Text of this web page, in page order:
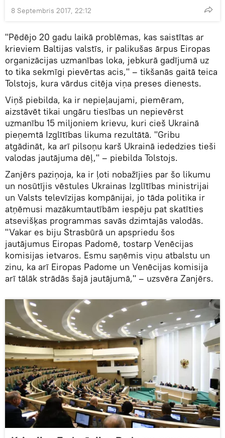
8 Septembris 2017, 22:12
"Pēdējo 20 gadu laikā problēmas, kas saistītas ar
krieviem Baltijas valstīs, ir palikušas ārpus Eiropas
organizācijas uzmanības loka, jebkurā gadījumā uz
to tika sekmīgi pievērtas acis," – tikšanās gaitā teica
Tolstojs, kura vārdus citēja viņa preses dienests.
Viņš piebilda, ka ir nepieļaujami, piemēram,
aizstāvēt tikai ungāru tiesības un nepievērst
uzmanību 15 miljoniem krievu, kuri cieš Ukrainā
pieņemtā Izglītības likuma rezultātā. "Gribu
atgādināt, ka arī pilsoņu karš Ukrainā iededzies tieši
valodas jautājuma dēļ," – piebilda Tolstojs.
Zanjērs paziņoja, ka ir ļoti nobažījies par šo likumu
un nosūtījis vēstules Ukrainas Izglītības ministrijai
un Valsts televīzijas kompānijai, jo tāda politika ir
atņēmusi mazākumtautībām iespēju pat skatīties
atsevišķas programmas savās dzimtajās valodās.
"Vakar es biju Strasbūrā un apspriedu šos
jautājumus Eiropas Padomē, tostarp Venēcijas
komisijas ietvaros. Esmu saņēmis viņu atbalstu un
zinu, ka arī Eiropas Padome un Venēcijas komisija
arī tālāk strādās šajā jautājumā," – uzsvēra Zanjērs.